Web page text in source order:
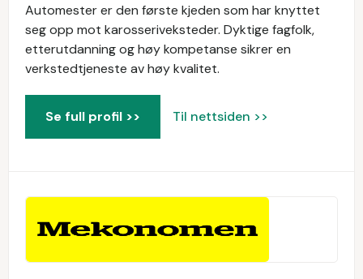
Automester er den første kjeden som har knyttet
seg opp mot karosseriveksteder. Dyktige fagfolk,
etterutdanning og høy kompetanse sikrer en
verkstedtjeneste av høy kvalitet.
Se full profil >> Til nettsiden >>